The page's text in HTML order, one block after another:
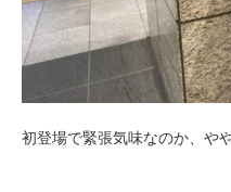
初登場で緊張気味なのか、や